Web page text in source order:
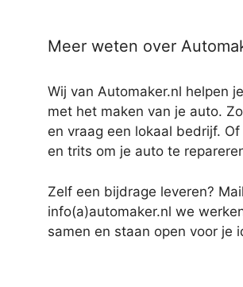
Meer weten over
Wij van Automaker.nl helpen
met het maken van je auto.
en vraag een lokaal bedrijf.
en trits om je auto te
Zelf een bijdrage leveren?
info(a)automaker.nl we
samen en staan open voor je